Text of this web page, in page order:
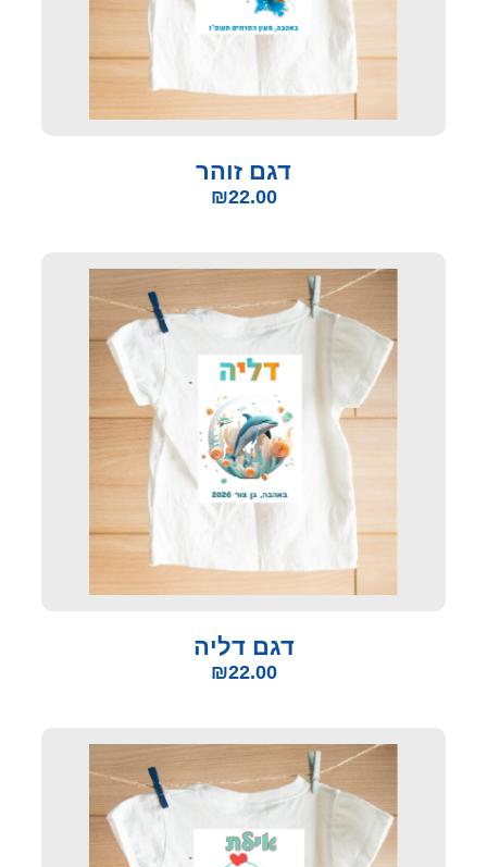
דגם זוהר
₪22.00
דגם דליה
₪22.00